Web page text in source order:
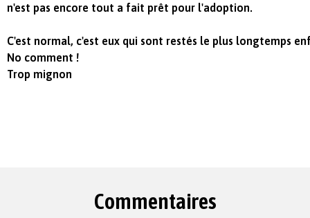
n'est pas encore tout a fait prêt pour l'adoption.
C'est normal, c'est eux qui sont restés le plus longtemps
No comment !
Trop mignon
Commentaires